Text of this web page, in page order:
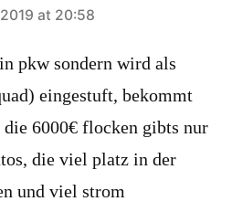
at 20:58
pkw sondern wird als
eingestuft, bekommt
6000€ flocken gibts nur
die viel platz in der
und viel strom